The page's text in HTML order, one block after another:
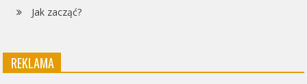
Jak zacząć?
REKLAMA